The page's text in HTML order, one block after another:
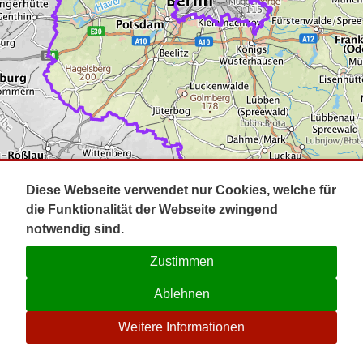
Impressum
Kontakt
☉
Diese Webseite verwendet nur Cookies, welche für
die Funktionalität der Webseite zwingend
notwendig sind.
Zustimmen
Ablehnen
Weitere Informationen